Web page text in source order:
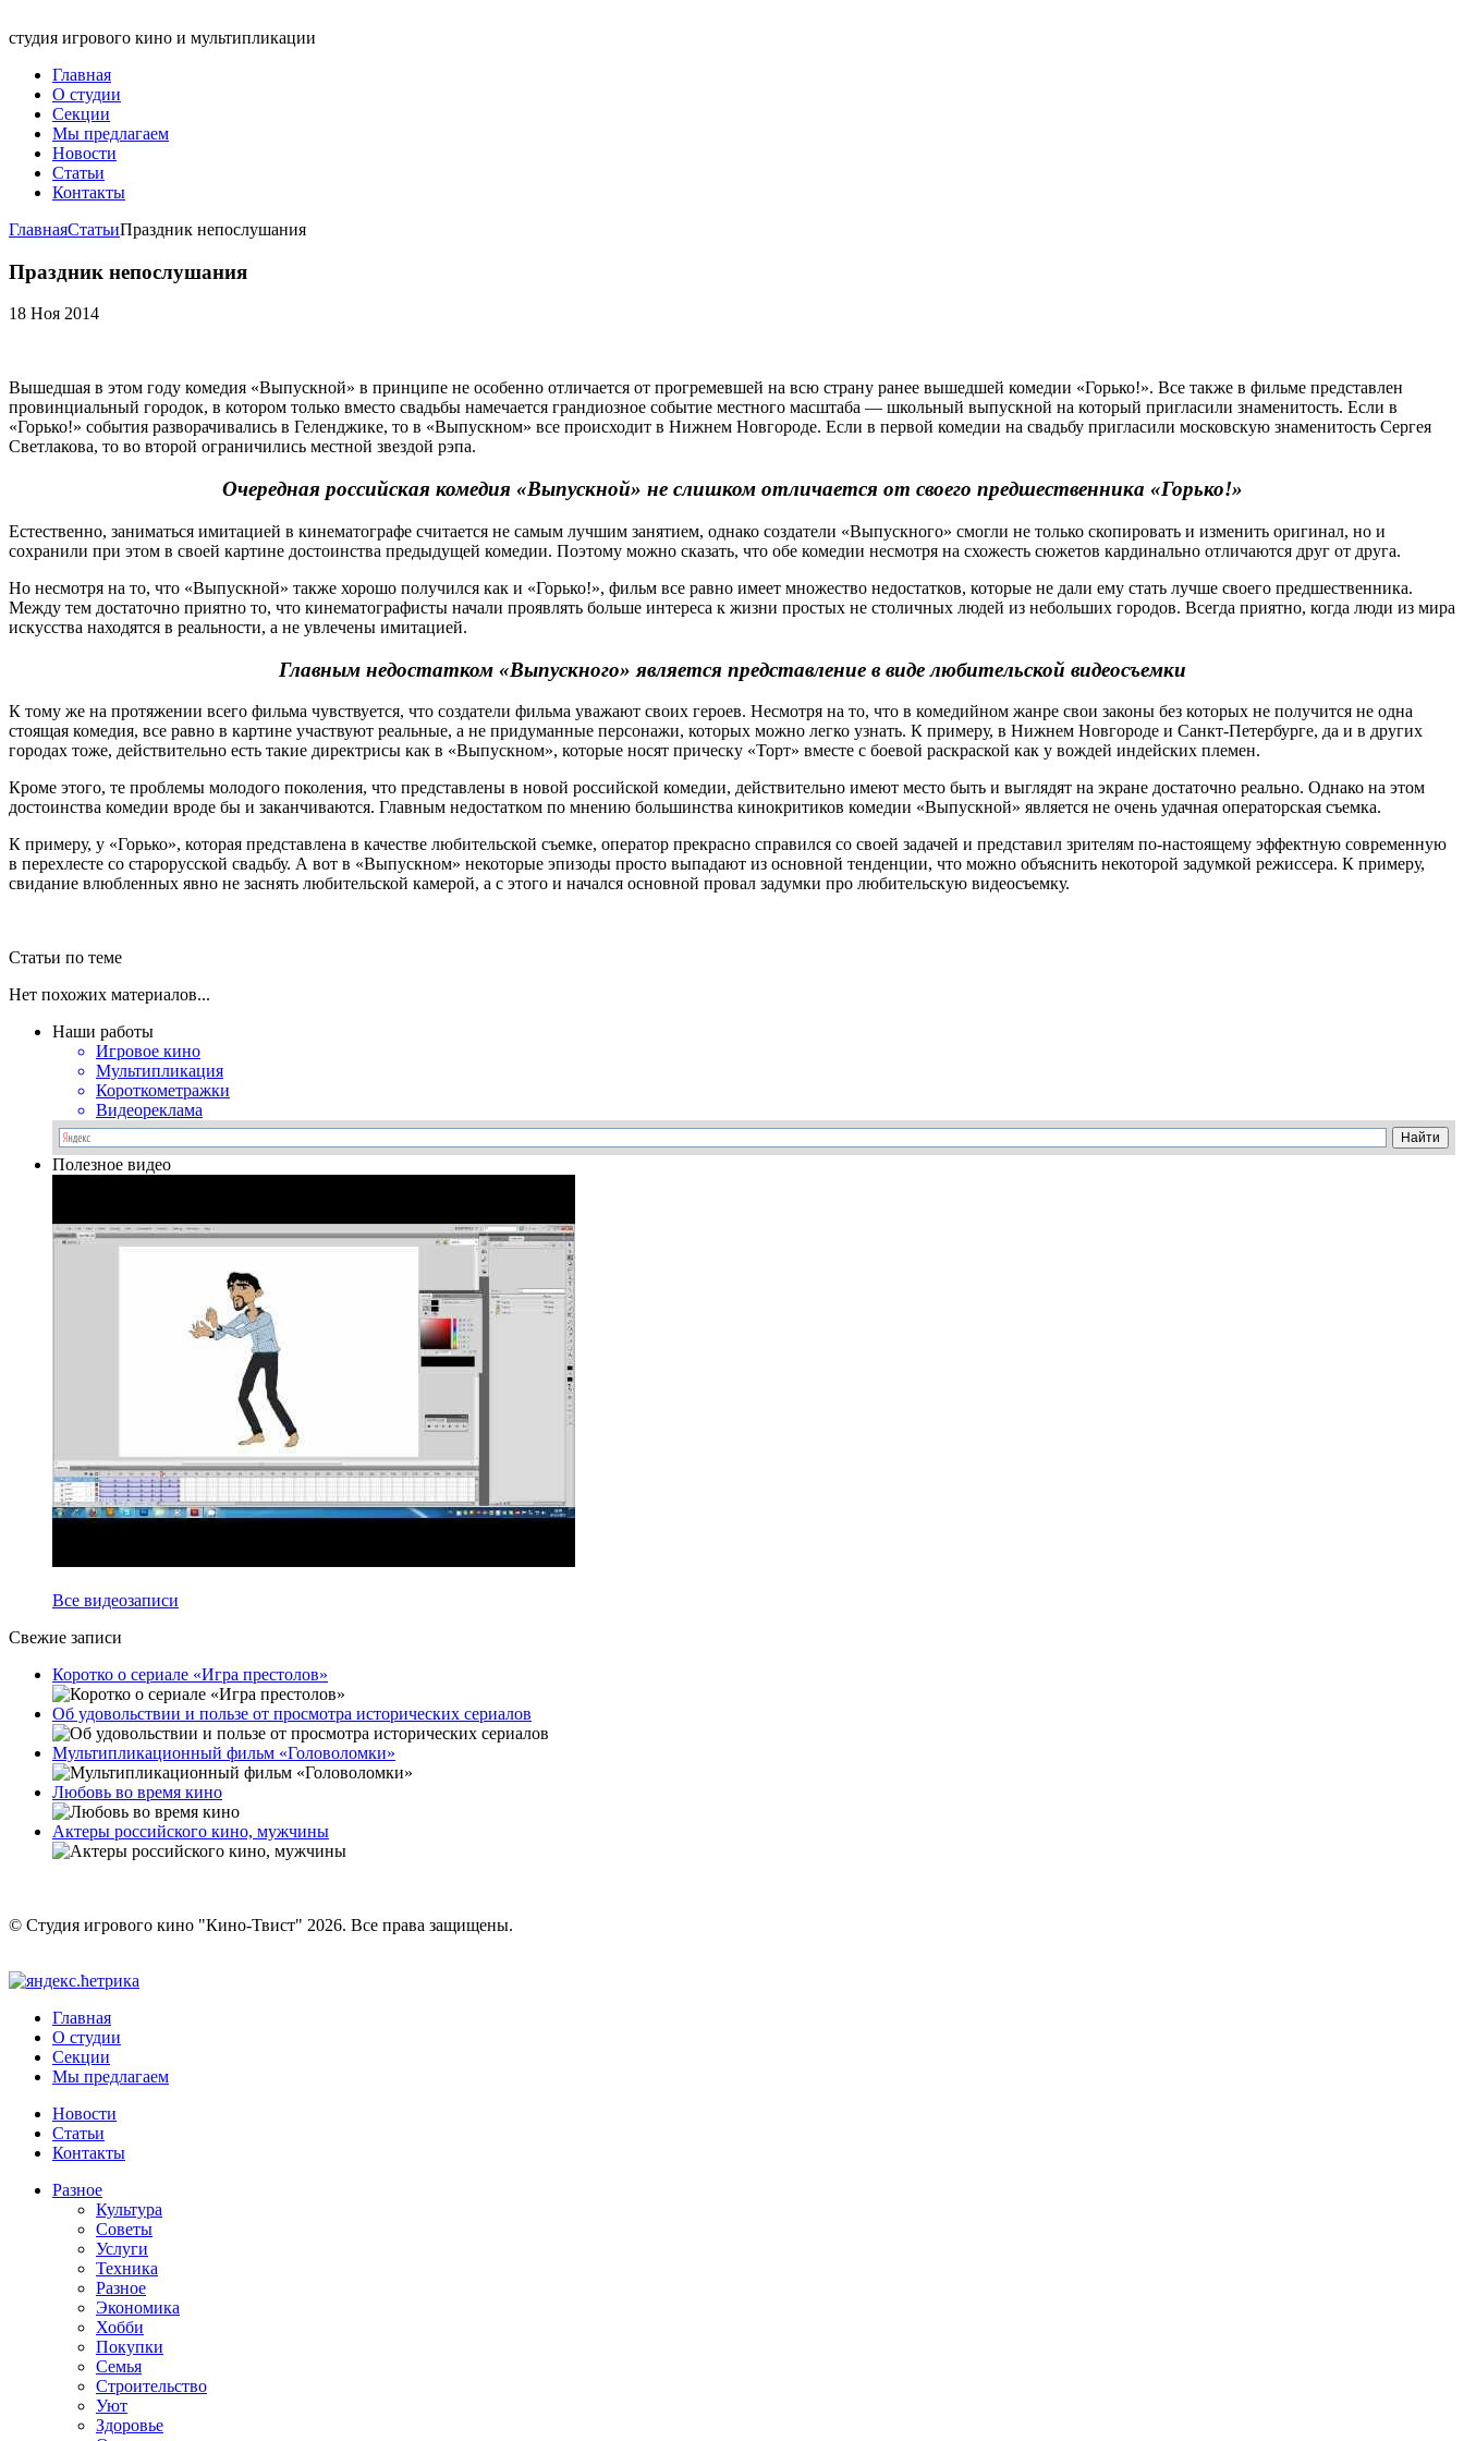
студия игрового кино и мультипликации
Главная
О студии
Секции
Мы предлагаем
Новости
Статьи
Контакты
ГлавнаяСтатьиПраздник непослушания
Праздник непослушания
18 Ноя 2014
Вышедшая в этом году комедия «Выпускной» в принципе не особенно отличается от прогремевшей на всю страну ранее вышедшей комедии «Горько!». Все также в фильме представлен
провинциальный городок, в котором только вместо свадьбы намечается грандиозное событие местного масштаба — школьный выпускной на который пригласили знаменитость. Если в
«Горько!» события разворачивались в Геленджике, то в «Выпускном» все происходит в Нижнем Новгороде. Если в первой комедии на свадьбу пригласили московскую знаменитость Сергея
Светлакова, то во второй ограничились местной звездой рэпа.
Очередная российская комедия «Выпускной» не слишком отличается от своего предшественника «Горько!»
Естественно, заниматься имитацией в кинематографе считается не самым лучшим занятием, однако создатели «Выпускного» смогли не только скопировать и изменить оригинал, но и
сохранили при этом в своей картине достоинства предыдущей комедии. Поэтому можно сказать, что обе комедии несмотря на схожесть сюжетов кардинально отличаются друг от друга.
Но несмотря на то, что «Выпускной» также хорошо получился как и «Горько!», фильм все равно имеет множество недостатков, которые не дали ему стать лучше своего предшественника.
Между тем достаточно приятно то, что кинематографисты начали проявлять больше интереса к жизни простых не столичных людей из небольших городов. Всегда приятно, когда люди из мира
искусства находятся в реальности, а не увлечены имитацией.
Главным недостатком «Выпускного» является представление в виде любительской видеосъемки
К тому же на протяжении всего фильма чувствуется, что создатели фильма уважают своих героев. Несмотря на то, что в комедийном жанре свои законы без которых не получится не одна
стоящая комедия, все равно в картине участвуют реальные, а не придуманные персонажи, которых можно легко узнать. К примеру, в Нижнем Новгороде и Санкт-Петербурге, да и в других
городах тоже, действительно есть такие директрисы как в «Выпускном», которые носят прическу «Торт» вместе с боевой раскраской как у вождей индейских племен.
Кроме этого, те проблемы молодого поколения, что представлены в новой российской комедии, действительно имеют место быть и выглядят на экране достаточно реально. Однако на этом
достоинства комедии вроде бы и заканчиваются. Главным недостатком по мнению большинства кинокритиков комедии «Выпускной» является не очень удачная операторская съемка.
К примеру, у «Горько», которая представлена в качестве любительской съемке, оператор прекрасно справился со своей задачей и представил зрителям по-настоящему эффектную современную
в перехлесте со старорусской свадьбу. А вот в «Выпускном» некоторые эпизоды просто выпадают из основной тенденции, что можно объяснить некоторой задумкой режиссера. К примеру,
свидание влюбленных явно не заснять любительской камерой, а с этого и начался основной провал задумки про любительскую видеосъемку.
Статьи по теме
Нет похожих материалов...
Наши работы
Игровое кино
Мультипликация
Короткометражки
Видеореклама
Полезное видео
Все видеозаписи
Свежие записи
Коротко о сериале «Игра престолов»
Об удовольствии и пользе от просмотра исторических сериалов
Мультипликационный фильм «Головоломки»
Любовь во время кино
Актеры российского кино, мужчины
© Студия игрового кино "Кино-Твист" 2026. Все права защищены.
Главная
О студии
Секции
Мы предлагаем
Новости
Статьи
Контакты
Разное
Культура
Советы
Услуги
Техника
Разное
Экономика
Хобби
Покупки
Семья
Строительство
Уют
Здоровье